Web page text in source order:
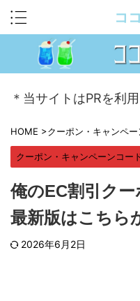
コ
＊当サイトはPRを利
HOME >クーポン・キャンペ
クーポン・キャンペーンコー
俺のEC割引ク
最新版はこちら
2026年6月2日